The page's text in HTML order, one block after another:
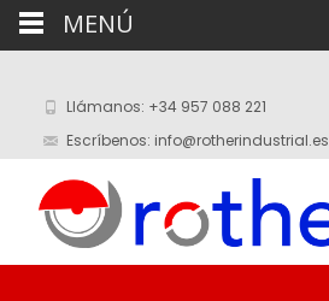
Llámanos: +34 957 088 221
Escríbenos: info@rotherindustrial.es
MENÚ